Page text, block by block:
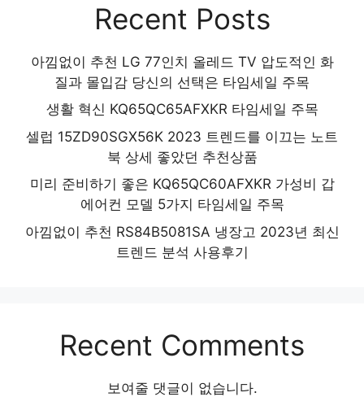
Recent Posts
아낌없이 추천 LG 77인치 올레드 TV 압도적인 화
질과 몰입감 당신의 선택은 타임세일 주목
생활 혁신 KQ65QC65AFXKR 타임세일 주목
셀럽 15ZD90SGX56K 2023 트렌드를 이끄는 노트
북 상세 좋았던 추천상품
미리 준비하기 좋은 KQ65QC60AFXKR 가성비 갑
에어컨 모델 5가지 타임세일 주목
아낌없이 추천 RS84B5081SA 냉장고 2023년 최신
트렌드 분석 사용후기
Recent Comments
보여줄 댓글이 없습니다.